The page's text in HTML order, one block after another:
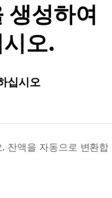
생성하여
오.
십시오
잔액을 자동으로 변환합